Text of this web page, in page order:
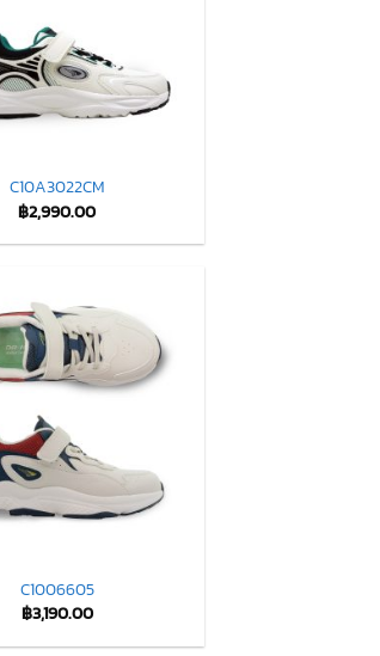
C10A3022CM
฿2,990.00
C1006605
฿3,190.00